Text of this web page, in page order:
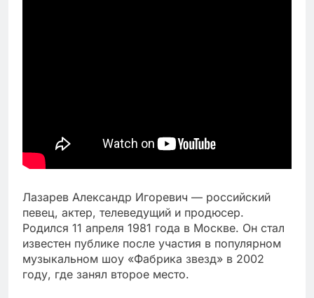
Лазарев Александр Игоревич — российский
певец, актер, телеведущий и продюсер.
Родился 11 апреля 1981 года в Москве. Он стал
известен публике после участия в популярном
музыкальном шоу «Фабрика звезд» в 2002
году, где занял второе место.